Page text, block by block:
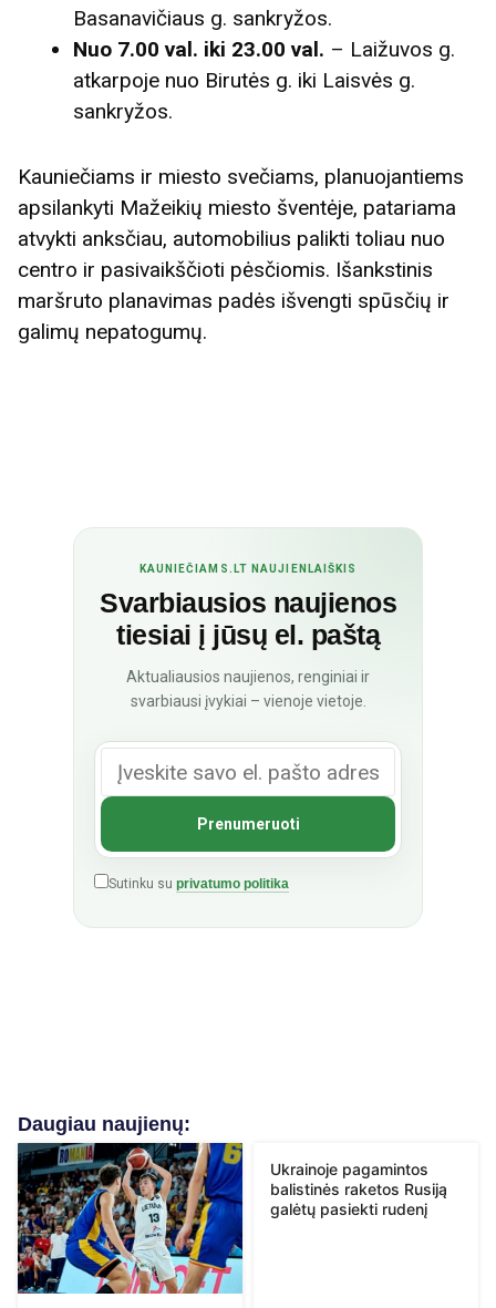
Basanavičiaus g. sankryžos.
Nuo 7.00 val. iki 23.00 val. – Laižuvos g.
atkarpoje nuo Birutės g. iki Laisvės g.
sankryžos.
Kauniečiams ir miesto svečiams, planuojantiems
apsilankyti Mažeikių miesto šventėje, patariama
atvykti anksčiau, automobilius palikti toliau nuo
centro ir pasivaikščioti pėsčiomis. Išankstinis
maršruto planavimas padės išvengti spūsčių ir
galimų nepatogumų.
KAUNIEČIAMS.LT NAUJIENLAIŠKIS
Svarbiausios naujienos
tiesiai į jūsų el. paštą
Aktualiausios naujienos, renginiai ir
svarbiausi įvykiai – vienoje vietoje.
Sutinku su privatumo politika
Daugiau naujienų:
Ukrainoje pagamintos
balistinės raketos Rusiją
galėtų pasiekti rudenį